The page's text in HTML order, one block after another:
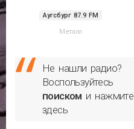
Аугсбург 87.9 FM
Металл
Не нашли радио?
Воспользуйтесь
поиском и нажмите
здесь